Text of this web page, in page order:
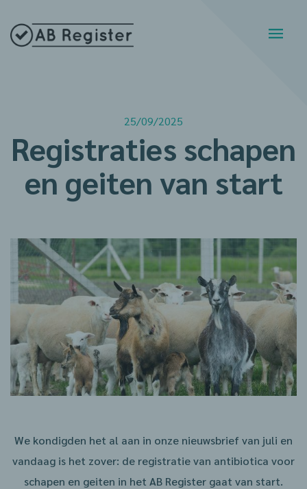
25/09/2025
Registraties schapen
en geiten van start
We kondigden het al aan in onze nieuwsbrief van juli en
vandaag is het zover: de registratie van antibiotica voor
schapen en geiten in het AB Register gaat van start.